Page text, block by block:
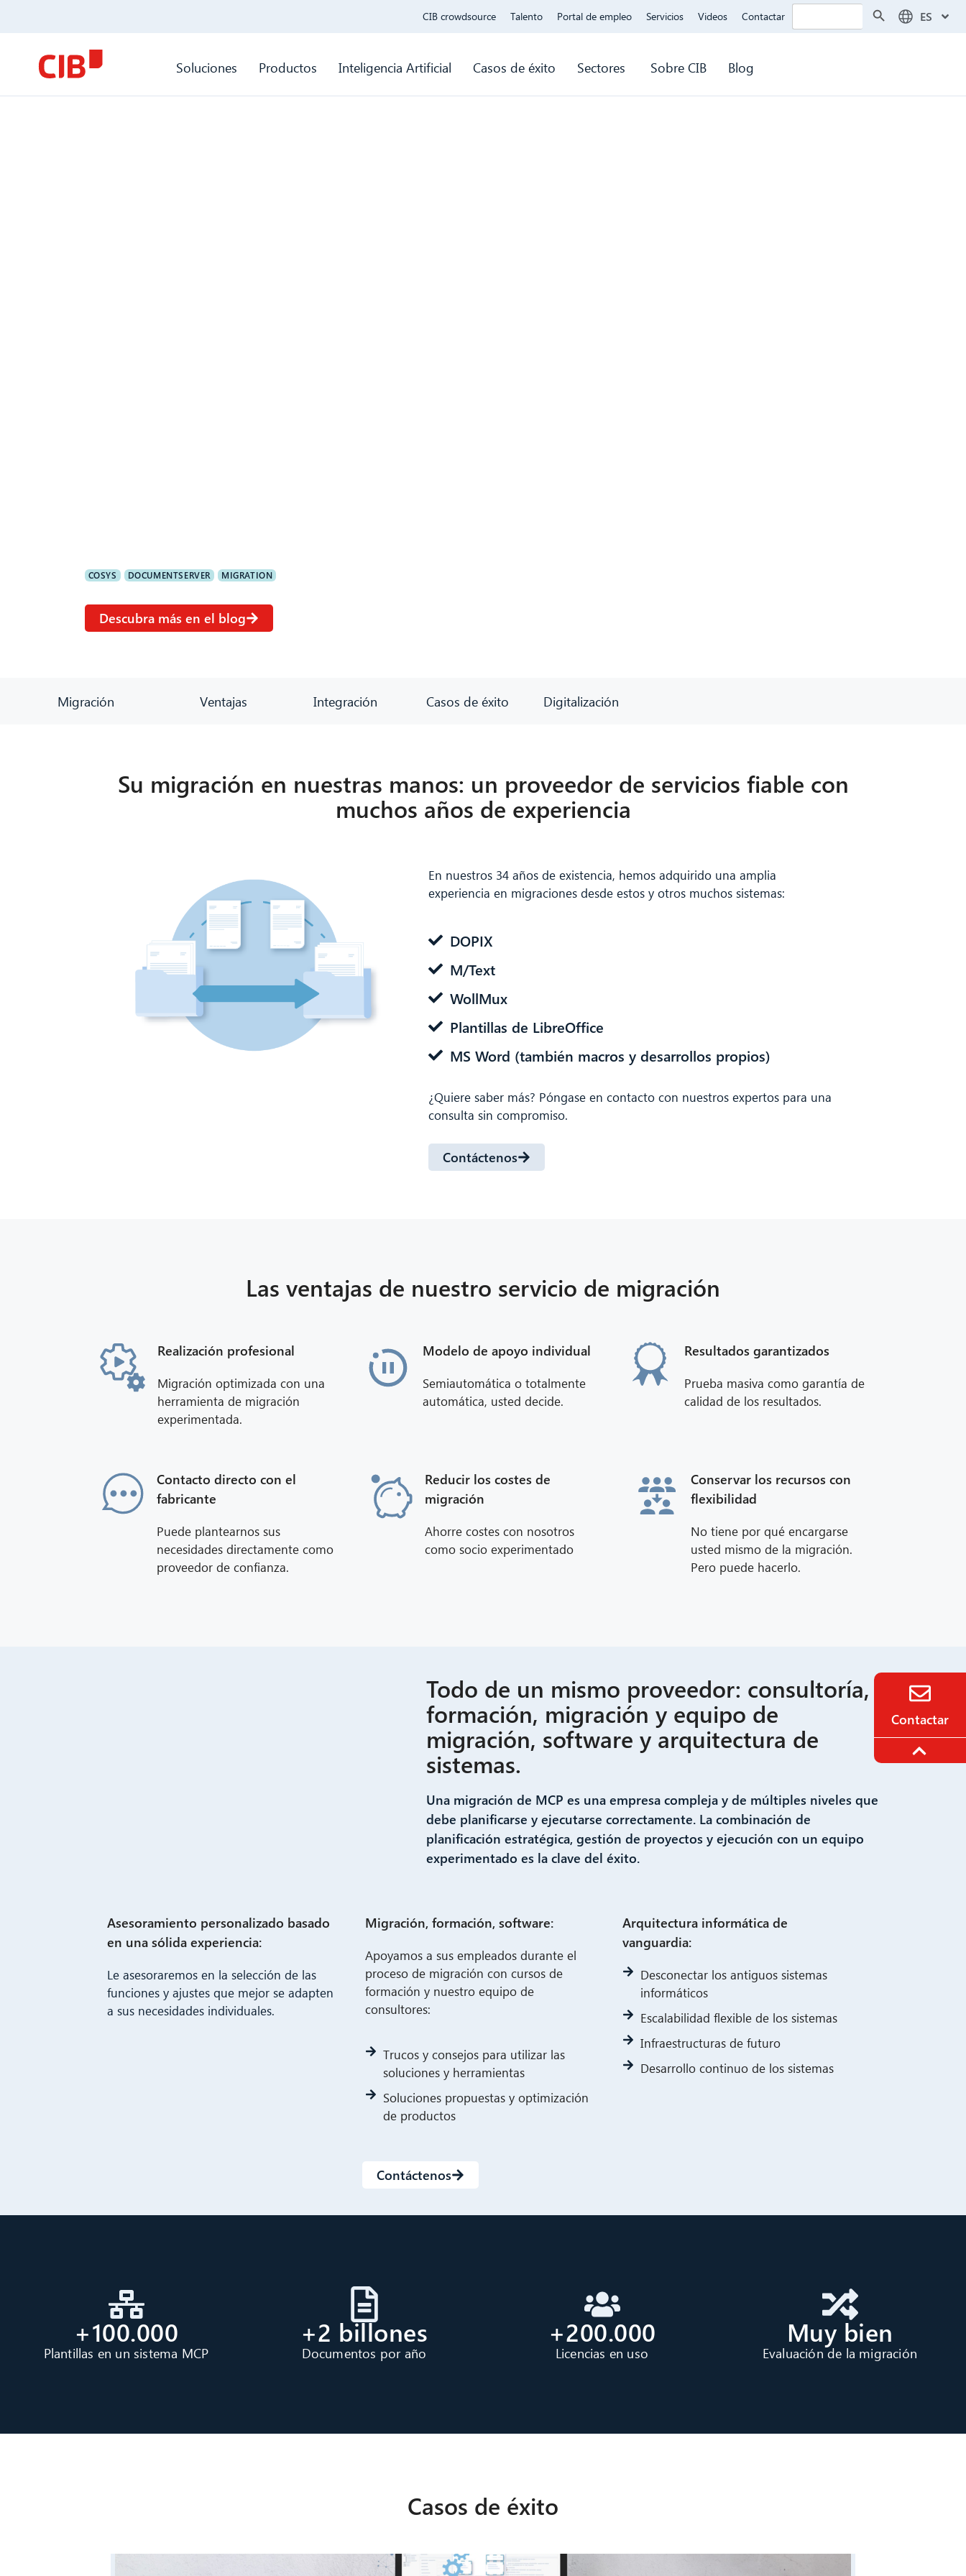
CIB crowdsource Talento Portal de empleo Servicios Videos Contactar Buscar: ES
Soluciones Productos Inteligencia Artificial Casos de éxito Sectores Sobre CIB Blog
COSYS DOCUMENTSERVER MIGRATION
Descubra más en el blog
Migración Ventajas Integración Casos de éxito Digitalización
Su migración en nuestras manos: un proveedor de servicios fiable con
muchos años de experiencia
En nuestros 34 años de existencia, hemos adquirido una amplia
experiencia en migraciones desde estos y otros muchos sistemas:
DOPIX
M/Text
WollMux
Plantillas de LibreOffice
MS Word (también macros y desarrollos propios)
¿Quiere saber más? Póngase en contacto con nuestros expertos para una
consulta sin compromiso.
Contáctenos
Las ventajas de nuestro servicio de migración
Realización profesional
Migración optimizada con una
herramienta de migración
experimentada.
Modelo de apoyo individual
Semiautomática o totalmente
automática, usted decide.
Resultados garantizados
Prueba masiva como garantía de
calidad de los resultados.
Contacto directo con el
fabricante
Puede plantearnos sus
necesidades directamente como
proveedor de confianza.
Reducir los costes de
migración
Ahorre costes con nosotros
como socio experimentado
Conservar los recursos con
flexibilidad
No tiene por qué encargarse
usted mismo de la migración.
Pero puede hacerlo.
Todo de un mismo proveedor: consultoría,
formación, migración y equipo de
migración, software y arquitectura de
sistemas.
Una migración de MCP es una empresa compleja y de múltiples niveles que
debe planificarse y ejecutarse correctamente. La combinación de
planificación estratégica, gestión de proyectos y ejecución con un equipo
experimentado es la clave del éxito.
Asesoramiento personalizado basado
en una sólida experiencia:
Le asesoraremos en la selección de las
funciones y ajustes que mejor se adapten
a sus necesidades individuales.
Migración, formación, software:
Apoyamos a sus empleados durante el
proceso de migración con cursos de
formación y nuestro equipo de
consultores:
Trucos y consejos para utilizar las
soluciones y herramientas
Soluciones propuestas y optimización
de productos
Arquitectura informática de
vanguardia:
Desconectar los antiguos sistemas
informáticos
Escalabilidad flexible de los sistemas
Infraestructuras de futuro
Desarrollo continuo de los sistemas
Contáctenos
+100.000
Plantillas en un sistema MCP
+2 billones
Documentos por año
+200.000
Licencias en uso
Muy bien
Evaluación de la migración
Casos de éxito
Contactar